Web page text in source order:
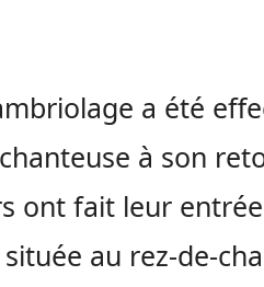
a été
à son
ont fait leur
au rez-de-